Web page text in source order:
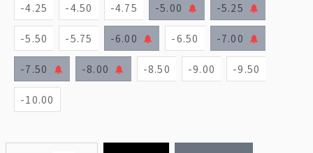
-4.25 -4.50 -4.75 -5.00 -5.25
-5.50 -5.75 -6.00 -6.50 -7.00
-7.50 -8.00 -8.50 -9.00 -9.50
-10.00